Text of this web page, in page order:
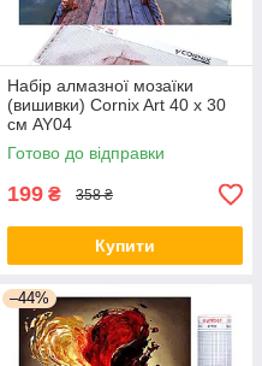
Набір алмазної мозаїки
(вишивки) Cornix Art 40 x 30
см AY04
Готово до відправки
199 ₴ 358 ₴
Купити
–44%